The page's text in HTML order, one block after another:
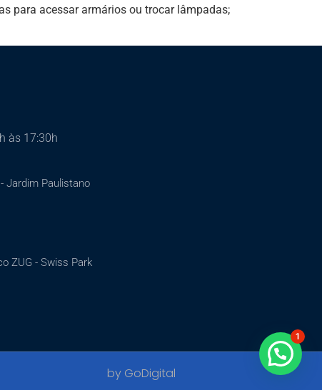
para acessar armários ou trocar lâmpadas;
às 17:30h
Jardim Paulistano
ZUG - Swiss Park
by GoDigital
1